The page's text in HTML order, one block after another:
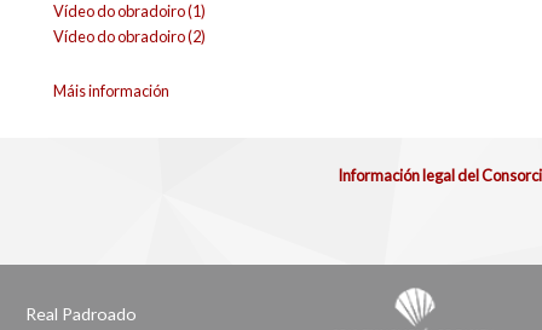
Vídeo do obradoiro (1)
Vídeo do obradoiro (2)
Máis información
Información legal del
Real Padroado